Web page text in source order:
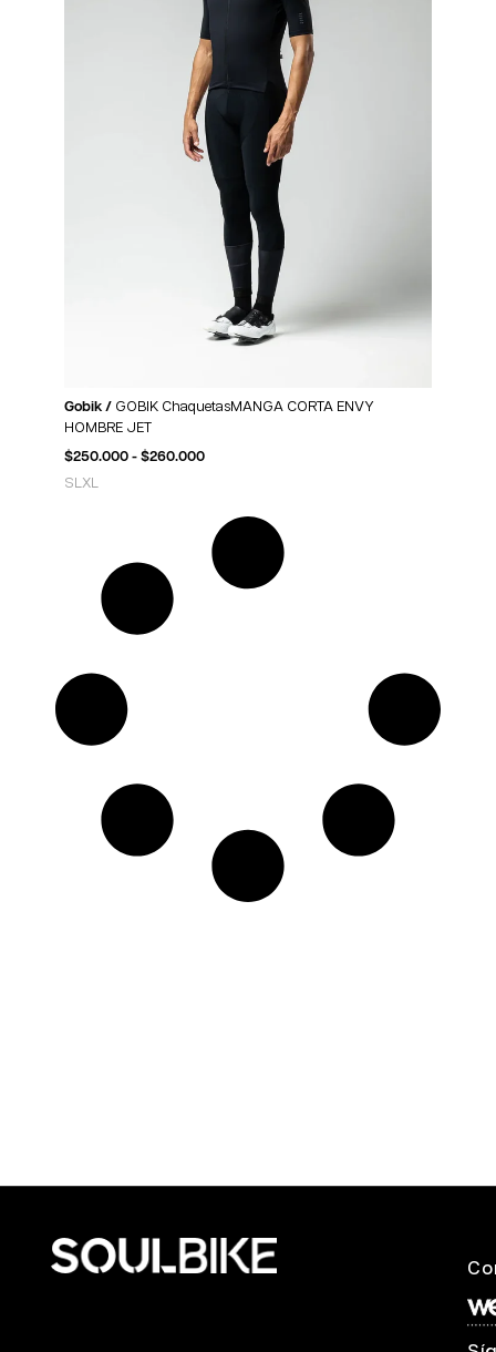
Gobik / GOBIK ChaquetasMANGA CORTA ENVY
HOMBRE JET
$250.000 - $260.000
S LXL